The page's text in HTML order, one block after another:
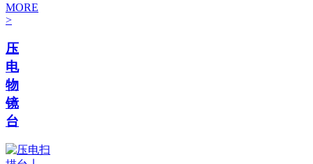
MORE
>
压
电
物
镜
台